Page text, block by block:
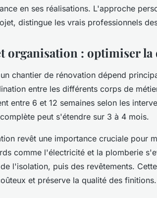
en ses réalisations. L'approche
distingue les vrais professionnels
organisation : optimiser
chantier de rénovation dépend
entre les différents corps de
entre 6 et 12 semaines selon les
peut s'étendre sur 3 à 4 mois.
revêt une importance cruciale pour
comme l'électricité et la plomberie
l'isolation, puis des revêtements. Cette
et préserve la qualité des finitions.